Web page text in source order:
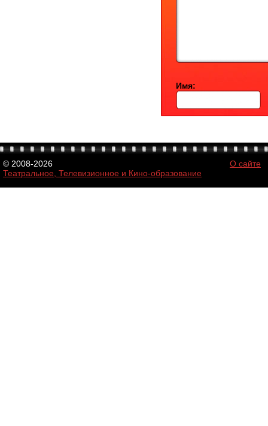
Имя:
© 2008-2026
Театральное, Телевизионное и Кино-образование
О сайте